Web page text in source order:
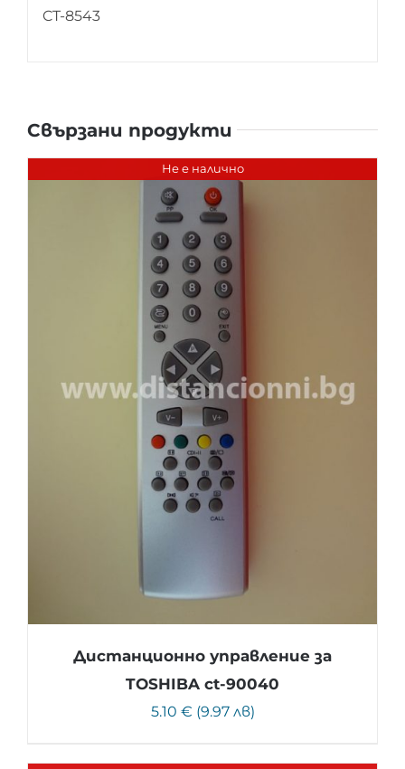
CT-8543
Свързани продукти
Не е налично
Дистанционно управление за
TOSHIBA ct-90040
5.10 € (9.97 лв)